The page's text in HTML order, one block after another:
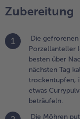
abtropfen
Öl in einem
erhitzen und
Zubereitung
1
Die
Porzellanteller
besten über
nächsten Tag
trockentupfen,
etwas
beträufeln.
Die Möhren